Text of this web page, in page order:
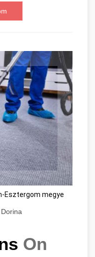
Esztergom megye
On